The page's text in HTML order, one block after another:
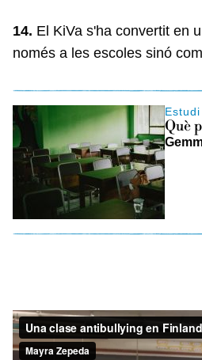
14. El KiVa s'ha convertit en
només a les escoles sinó
Estudi
Què